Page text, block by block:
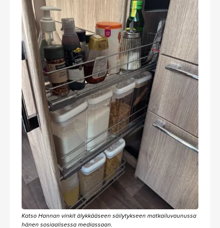
Katso Hannan vinkit älykkääseen säilytykseen matkailuvaunussa
hänen sosiaalisessa mediassaan.